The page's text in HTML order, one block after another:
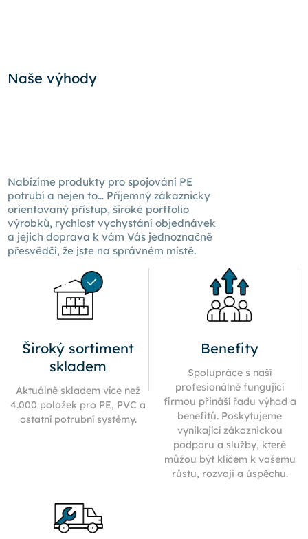
Naše výhody
Nabízíme produkty pro spojování PE
potrubí a nejen to… Příjemný zákaznicky
orientovaný přístup, široké portfolio
výrobků, rychlost vychystání objednávek
a jejich doprava kvám Vás jednoznačně
přesvědčí, že jste na správném místě.
Široký sortiment
skladem
Aktuálně skladem více než
4.000 položek pro PE, PVC a
ostatní potrubní systémy.
Benefity
Spolupráce s naší
profesionálně fungující
firmou přináší řadu výhod a
benefitů. Poskytujeme
vynikající zákaznickou
podporu a služby, které
můžou být klíčem k vašemu
růstu, rozvoji a úspěchu.